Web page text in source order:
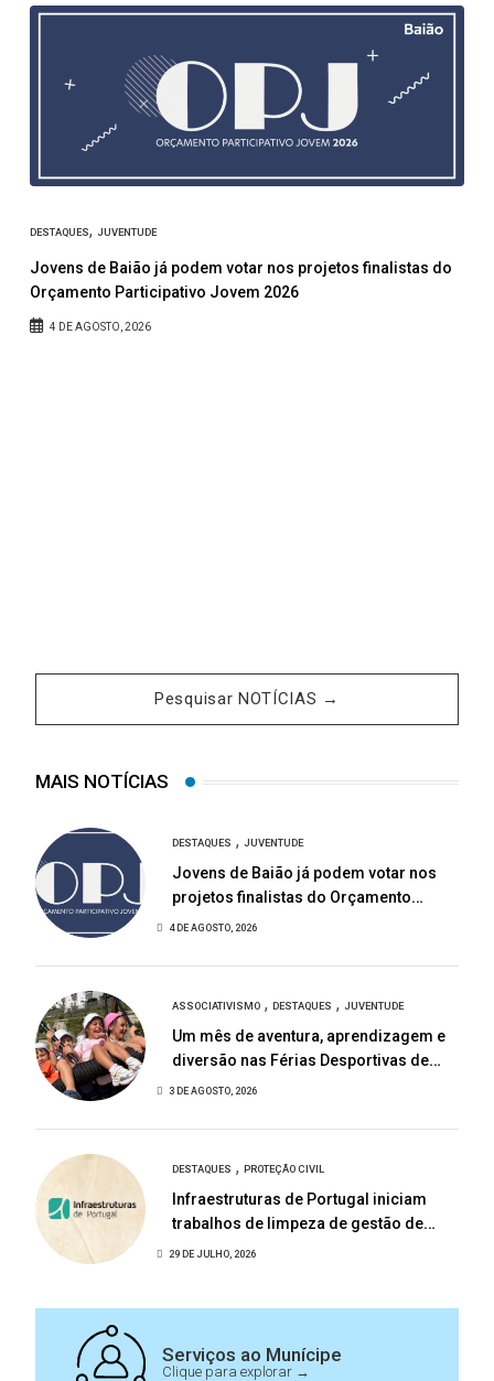
DESTAQUES, JUVENTUDE
Jovens de Baião já podem votar nos projetos finalistas do
Orçamento Participativo Jovem 2026
4 DE AGOSTO, 2026
Pesquisar NOTÍCIAS →
MAIS NOTÍCIAS
DESTAQUES , JUVENTUDE
Jovens de Baião já podem votar nos
projetos finalistas do Orçamento
Participativo Jovem 2026
4 DE AGOSTO, 2026
ASSOCIATIVISMO , DESTAQUES , JUVENTUDE
Um mês de aventura, aprendizagem e
diversão nas Férias Desportivas de
Baião
3 DE AGOSTO, 2026
DESTAQUES , PROTEÇÃO CIVIL
Infraestruturas de Portugal iniciam
trabalhos de limpeza de gestão de
combustível na EN108
29 DE JULHO, 2026
Serviços ao Munícipe
Clique para explorar →